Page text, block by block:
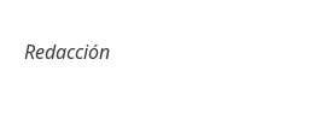
Redacción